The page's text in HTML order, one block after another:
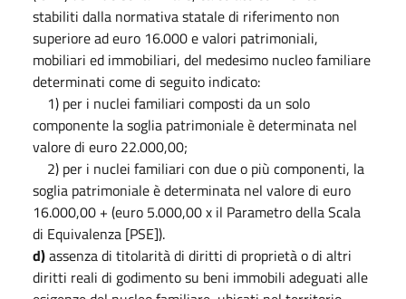
stabiliti dalla normativa statale di riferimento non
superiore ad euro 16.000 e valori patrimoniali,
mobiliari ed immobiliari, del medesimo nucleo familiare
determinati come di seguito indicato:
1) per i nuclei familiari composti da un solo
componente la soglia patrimoniale è determinata nel
valore di euro 22.000,00;
2) per i nuclei familiari con due o più componenti, la
soglia patrimoniale è determinata nel valore di euro
16.000,00 + (euro 5.000,00 x il Parametro della Scala
di Equivalenza [PSE]).
d)assenza di titolarità di diritti di proprietà o di altri
diritti reali di godimento su beni immobili adeguati alle